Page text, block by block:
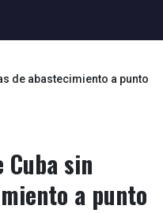
de abastecimiento a punto
sin
a punto